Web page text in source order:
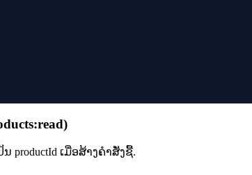
)
productId ເມື່ອສ້າງຄຳສັ່ງຊື້.